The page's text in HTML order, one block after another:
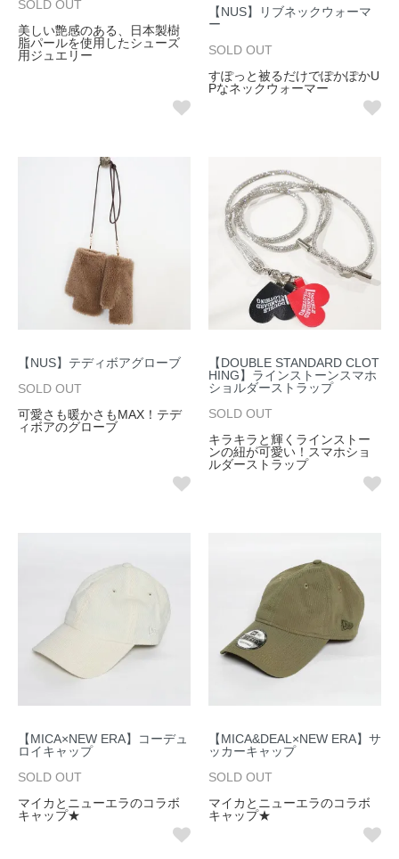
SOLD OUT
美しい艶感のある、日本製樹
脂パールを使用したシューズ
用ジュエリー
【NUS】リブネックウォーマ
ー
SOLD OUT
すぽっと被るだけでぽかぽかU
Pなネックウォーマー
【NUS】テディボアグローブ
SOLD OUT
可愛さも暖かさもMAX！テデ
ィボアのグローブ
【DOUBLE STANDARD CLOT
HING】ラインストーンスマホ
ショルダーストラップ
SOLD OUT
キラキラと輝くラインストー
ンの紐が可愛い！スマホショ
ルダーストラップ
【MICA×NEW ERA】コーデュ
ロイキャップ
SOLD OUT
マイカとニューエラのコラボ
キャップ★
【MICA&DEAL×NEW ERA】サ
ッカーキャップ
SOLD OUT
マイカとニューエラのコラボ
キャップ★